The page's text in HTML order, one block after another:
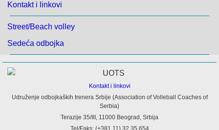
Kontakt i linkovi
Street/Beach volley
Sedeća odbojka
Kontakt i linkovi
Udruženje odbojkaških trenera Srbije (Association of Volleball Coaches of
Serbia)
Terazije 35/III, 11000 Beograd, Srbija
Tel/Faks: (+381 11) 32.35.654